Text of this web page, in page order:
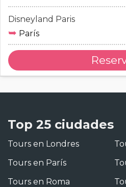
Disneyland Paris
➥ París
Top 25 ciudades
Tours en Londres
Tours en París
Tours en Roma